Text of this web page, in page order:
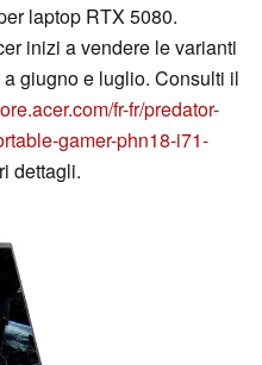
laptop RTX 5080.
inizi a vendere le varianti
giugno e luglio. Consulti il
fr-fr/predator-
gamer-phn18-i71-
dettagli.